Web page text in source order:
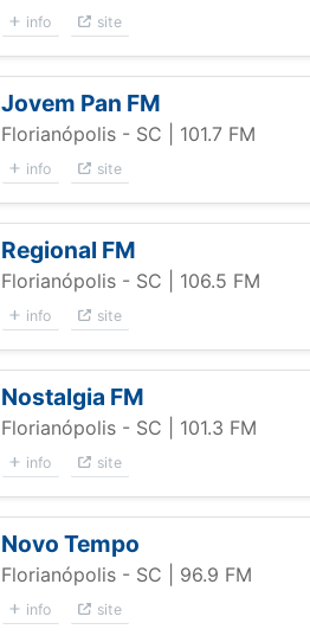
info site
Jovem Pan FM
Florianópolis - SC | 101.7 FM
info site
Regional FM
Florianópolis - SC | 106.5 FM
info site
Nostalgia FM
Florianópolis - SC | 101.3 FM
info site
Novo Tempo
Florianópolis - SC | 96.9 FM
info site